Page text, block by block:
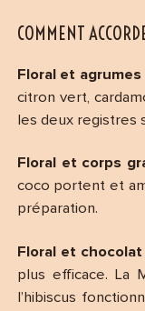
COMMENT
Floral et agrumes
citron vert,
les deux
Floral et corps
coco portent et
préparation.
Floral et
plus efficace. La
l’hibiscus